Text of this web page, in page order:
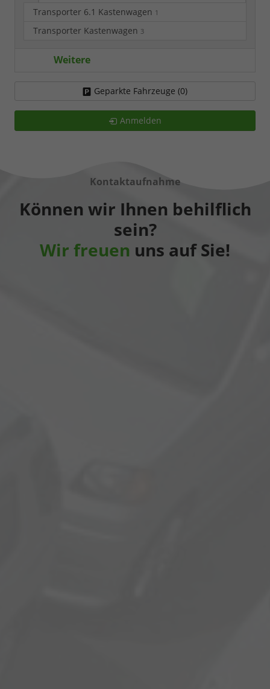
Transporter 6.1 Kastenwagen 1
Transporter Kastenwagen 3
Weitere
Geparkte Fahrzeuge (0)
Anmelden
Kontaktaufnahme
Können wir Ihnen behilflich
sein?
Wir freuen uns auf Sie!